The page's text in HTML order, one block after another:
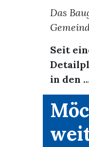
Das
Seit
in den